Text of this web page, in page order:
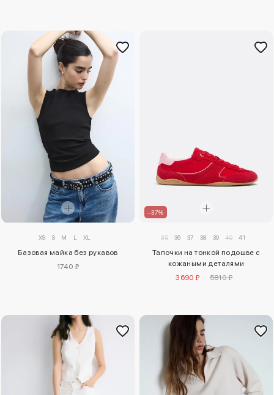
XS S M L XL
Базовая майка без рукавов
1740 ₽
–37%
35 36 37 38 39 40 41
Тапочки на тонкой подошве с
кожаными деталями
3690 ₽
5810 ₽